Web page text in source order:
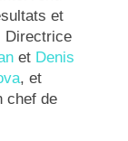
et
Directrice
et Denis
, et
chef de